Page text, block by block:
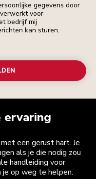
gegevens door
voor
bedrijf mij
kan sturen.
ervaring
een gerust hart. Je
als je die nodig zou
handleiding voor
op weg te helpen.